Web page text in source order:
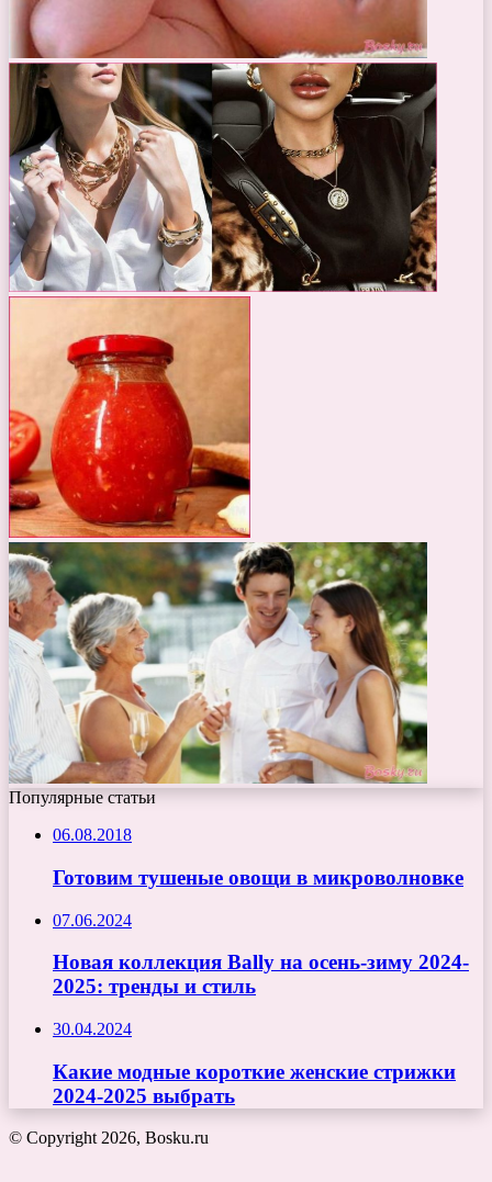
Популярные статьи
06.08.2018
Готовим тушеные овощи в микроволновке
07.06.2024
Новая коллекция Bally на осень-зиму 2024-
2025: тренды и стиль
30.04.2024
Какие модные короткие женские стрижки
2024-2025 выбрать
© Copyright 2026, Bosku.ru